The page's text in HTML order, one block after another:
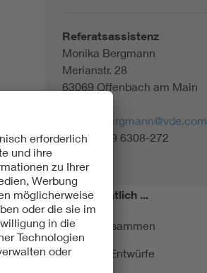
Referatsassistenz
Monika Bergmann
Merianstr. 28
63069 Offenbach am Main
monika.bergmann@vde.com
Tel. +49 69 6308-272
top informiert! Monatlich ...
Normung kurz zusammen
Publikationen und Entwürfe